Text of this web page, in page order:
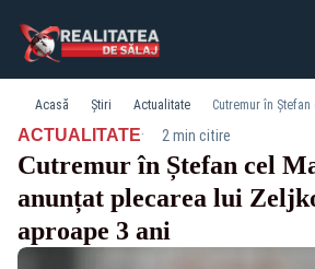
Acasă Știri Actualitate
ACTUALITATE· 2 min citire
Cutremur în Ștefan cel
anunțat plecarea lui
aproape 3 ani